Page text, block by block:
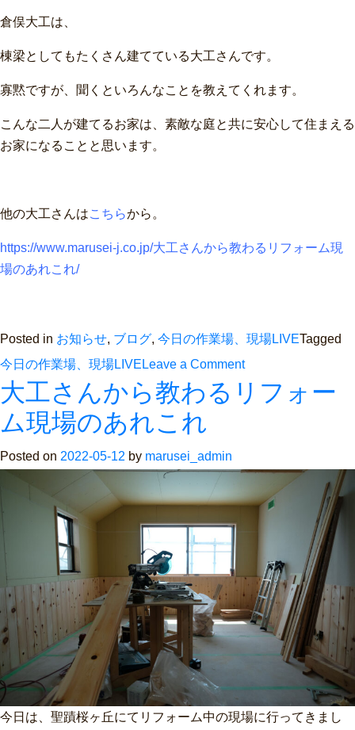
倉俣大工は、
棟梁としてもたくさん建てている大工さんです。
寡黙ですが、聞くといろんなことを教えてくれます。
こんな二人が建てるお家は、素敵な庭と共に安心して住まえる
お家になることと思います。
他の大工さんはこちらから。
https://www.marusei-j.co.jp/大工さんから教わるリフォーム現
場のあれこれ/
Posted in お知らせ, ブログ, 今日の作業場、現場LIVETagged
今日の作業場、現場LIVE Leave a Commenton
現
ラ
ン
大
が
黙々
大工さんから教わるリフォー
ム現場のあれこれ
Posted on 2022-05-12 by marusei_admin
今日は、聖蹟桜ヶ丘にてリフォーム中の現場に行ってきまし